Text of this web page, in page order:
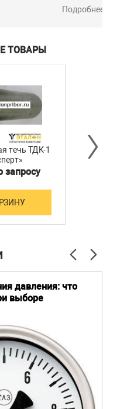
Подробнее
ТОВАРЫ
течь ТДК-1
запросу
давления: что
выборе